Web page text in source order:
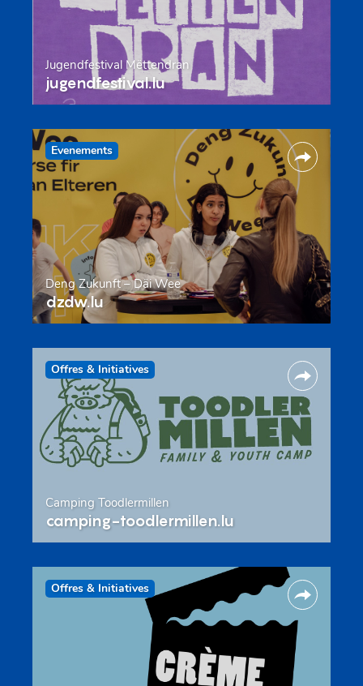
Jugendfestival Mëttendran
jugendfestival.lu
Evenements
Deng Zukunft – Däi Wee
dzdw.lu
Offres & Initiatives
Camping Toodlermillen
camping-toodlermillen.lu
Offres & Initiatives